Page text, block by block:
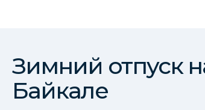
Зимний отпуск
Байкале